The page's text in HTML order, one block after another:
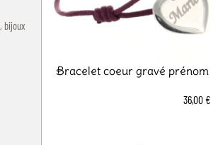
, bijoux
Bracelet coeur gravé prénom
36,00 €